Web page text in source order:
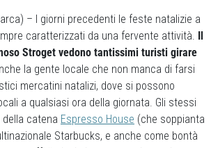
– I giorni precedenti le feste natalizie a
caratterizzati da una fervente attività. Il
Stroget vedono tantissimi turisti girare
la gente locale che non manca di farsi
mercatini natalizi, dove si possono
a qualsiasi ora della giornata. Gli stessi
catena Espresso House (che soppianta
Starbucks, e anche come bontà